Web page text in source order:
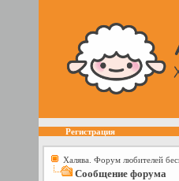
Регистрация
Халява. Форум любителей
Сообщение форума